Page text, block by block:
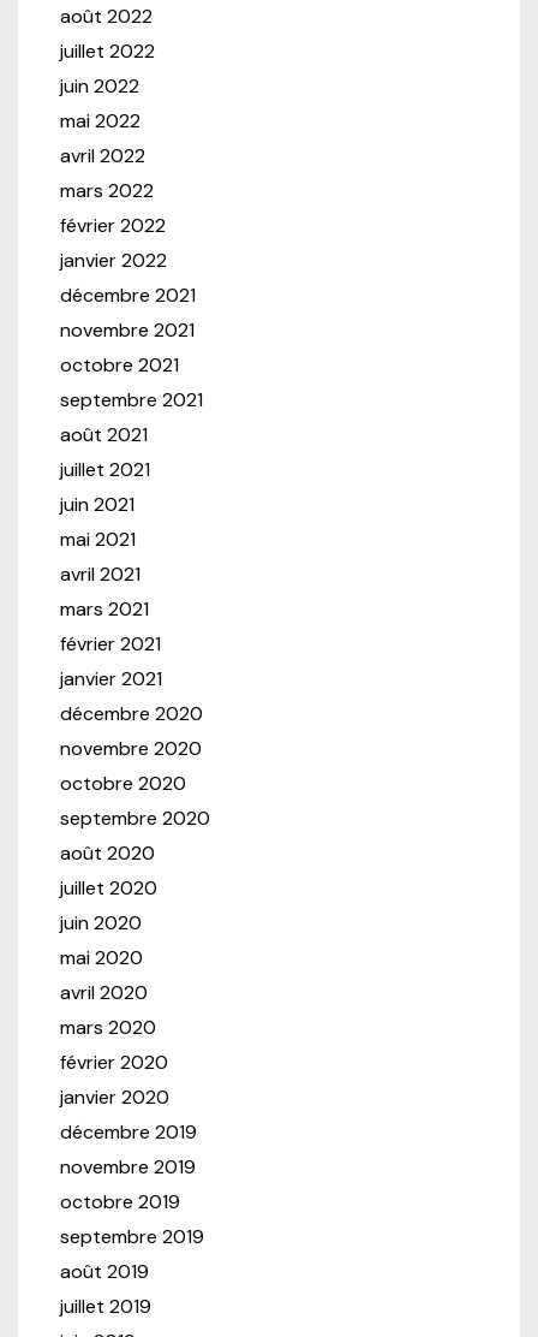
août 2022
juillet 2022
juin 2022
mai 2022
avril 2022
mars 2022
février 2022
janvier 2022
décembre 2021
novembre 2021
octobre 2021
septembre 2021
août 2021
juillet 2021
juin 2021
mai 2021
avril 2021
mars 2021
février 2021
janvier 2021
décembre 2020
novembre 2020
octobre 2020
septembre 2020
août 2020
juillet 2020
juin 2020
mai 2020
avril 2020
mars 2020
février 2020
janvier 2020
décembre 2019
novembre 2019
octobre 2019
septembre 2019
août 2019
juillet 2019